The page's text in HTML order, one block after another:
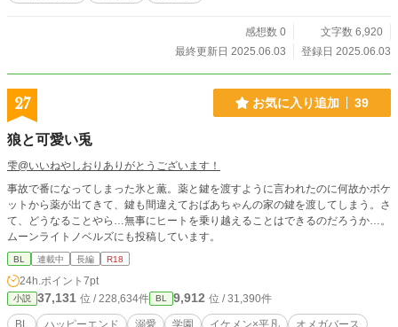
感想数 0
文字数 6,920
最終更新日 2025.06.03
登録日 2025.06.03
27 お気に入り追加 39
狼と可愛い兎
雫@いいねやしおりありがとうございます！
事故で番になってしまった氷と薫。薬と鍵を渡すように言われたのに何故かポケ
ットから薬が出てきて、鍵も間違えておばあちゃんの家の鍵を渡してしまう。さ
て、どうなることやら…無事にヒートを乗り越えることはできるのだろうか…。
ムーンライトノベルズにも投稿しています。
BL 連載中 長編 R18
24h.ポイント 7pt
小説 37,131 位 / 228,634件 BL 9,912 位 / 31,390件
BL ハッピーエンド 溺愛 学園 イケメン×平凡
オメガバース